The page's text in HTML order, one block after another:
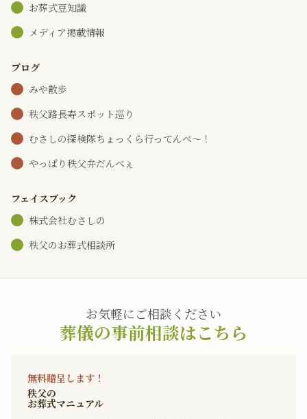
お葬式豆知識
メディア掲載情報
ブログ
みや散歩
秩父路長寿スポット巡り
むさしの探検隊ちょっくら行ってんべ～！
やっぱり秩父弁だんべぇ
フェイスブック
株式会社むさしの
秩父のお葬式相談所
お気軽にご相談ください
葬儀の事前相談はこちら
無料贈呈します！
秩父の
お葬式マニュアル